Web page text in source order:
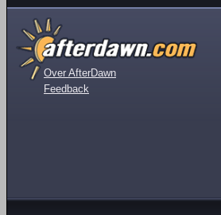
Over AfterDawn
Feedback